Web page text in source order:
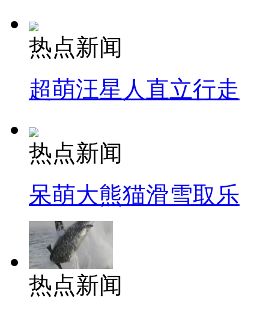
热点新闻
超萌汪星人直立行走
热点新闻
呆萌大熊猫滑雪取乐
热点新闻